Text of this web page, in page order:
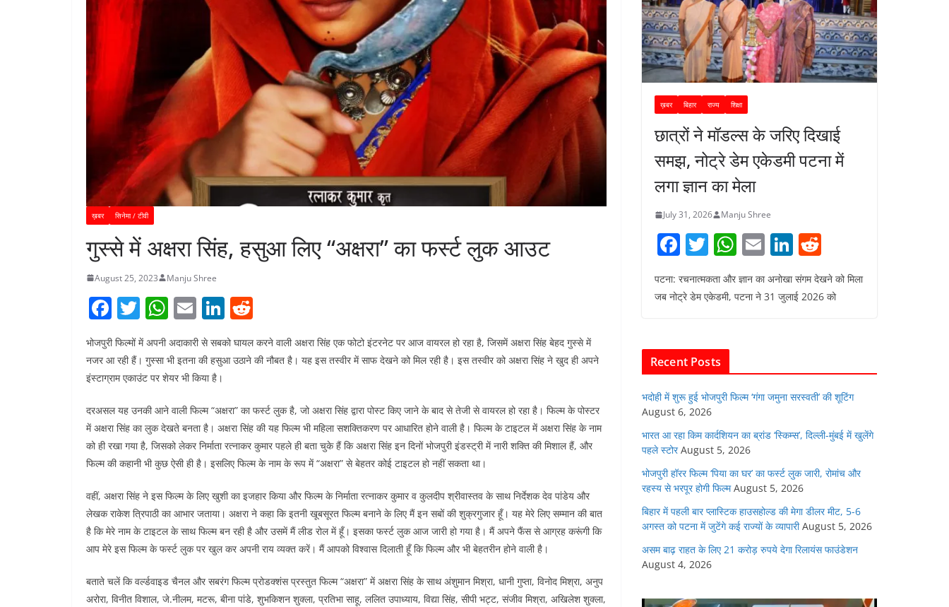
ख़बर सिनेमा / टीवी
गुस्से में अक्षरा सिंह, हसुआ लिए “अक्षरा” का फर्स्ट लुक आउट
August 25, 2023 Manju Shree
F
a
c
e
o
o
k
T
w
itt
er
W
at
s
p
p
E
m
ai
l
Li
n
k
n
d
भोजपुरी फिल्मों में अपनी अदाकारी से सबको घायल करने वाली अक्षरा सिंह एक फोटो इंटरनेट पर आज वायरल हो रहा है, जिसमें अक्षरा सिंह बेहद गुस्से में
नजर आ रही हैं। गुस्सा भी इतना की हसुआ उठाने की नौबत है। यह इस तस्वीर में साफ देखने को मिल रही है। इस तस्वीर को अक्षरा सिंह ने खुद ही अपने
इंस्टाग्राम एकाउंट पर शेयर भी किया है।
दरअसल यह उनकी आने वाली फिल्म “अक्षरा” का फर्स्ट लुक है, जो अक्षरा सिंह द्वारा पोस्ट किए जाने के बाद से तेजी से वायरल हो रहा है। फिल्म के पोस्टर
में अक्षरा सिंह का लुक देखते बनता है। अक्षरा सिंह की यह फिल्म भी महिला सशक्तिकरण पर आधारित होने वाली है। फिल्म के टाइटल में अक्षरा सिंह के नाम
को ही रखा गया है, जिसको लेकर निर्माता रत्नाकर कुमार पहले ही बता चुके हैं कि अक्षरा सिंह इन दिनों भोजपुरी इंडस्ट्री में नारी शक्ति की मिशाल हैं, और
फिल्म की कहानी भी कुछ ऐसी ही है। इसलिए फिल्म के नाम के रूप में “अक्षरा” से बेहतर कोई टाइटल हो नहीं सकता था।
वहीं, अक्षरा सिंह ने इस फिल्म के लिए खुशी का इजहार किया और फिल्म के निर्माता रत्नाकर कुमार व कुलदीप श्रीवास्तव के साथ निर्देशक देव पांडेय और
लेखक राकेश त्रिपाठी का आभार जताया। अक्षरा ने कहा कि इतनी खूबसूरत फिल्म बनाने के लिए मैं इन सबों की शुक्रगुजार हूँ। यह मेरे लिए सम्मान की बात
है कि मेरे नाम के टाइटल के साथ फिल्म बन रही है और उसमें मैं लीड रोल में हूँ। इसका फर्स्ट लुक आज जारी हो गया है। मैं अपने फैंस से आग्रह करूंगी कि
आप मेरे इस फिल्म के फर्स्ट लुक पर खुल कर अपनी राय व्यक्त करें। मैं आपको विश्वास दिलाती हूँ कि फिल्म और भी बेहतरीन होने वाली है।
बताते चलें कि वर्ल्डवाइड चैनल और सबरंग फिल्म प्रोडक्शंस प्रस्तुत फिल्म “अक्षरा” में अक्षरा सिंह के साथ अंशुमान मिश्रा, धानी गुप्ता, विनोद मिश्रा, अनुप
अरोरा, विनीत विशाल, जे.नीलम, मटरू, बीना पांडे, शुभकिशन शुक्ला, प्रतिभा साहू, ललित उपाध्याय, विद्या सिंह, सीपी भट्ट, संजीव मिश्रा, अखिलेश शुक्ला,
ख़बर बिहार राज्य शिक्षा
छात्रों ने मॉडल्स के जरिए दिखाई
समझ, नोट्रे डेम एकेडमी पटना में
लगा ज्ञान का मेला
July 31, 2026 Manju Shree
F
c
e
o
o
k
T
itt
W
at
p
E
m
ai
Li
n
k
e
e
d
पटना: रचनात्मकता और ज्ञान का अनोखा संगम देखने को मिला
जब नोट्रे डेम एकेडमी, पटना ने 31 जुलाई 2026 को
Recent Posts
भदोही में शुरू हुई भोजपुरी फिल्म ‘गंगा जमुना सरस्वती’ की शूटिंग
August 6, 2026
भारत आ रहा किम कार्दशियन का ब्रांड ‘स्किम्स’, दिल्ली-मुंबई में खुलेंगे
पहले स्टोर August 5, 2026
भोजपुरी हॉरर फिल्म ‘पिया का घर’ का फर्स्ट लुक जारी, रोमांच और
रहस्य से भरपूर होगी फिल्म August 5, 2026
बिहार में पहली बार प्लास्टिक हाउसहोल्ड की मेगा डीलर मीट, 5-6
अगस्त को पटना में जुटेंगे कई राज्यों के व्यापारी August 5, 2026
असम बाढ़ राहत के लिए 21 करोड़ रुपये देगा रिलायंस फाउंडेशन
August 4, 2026